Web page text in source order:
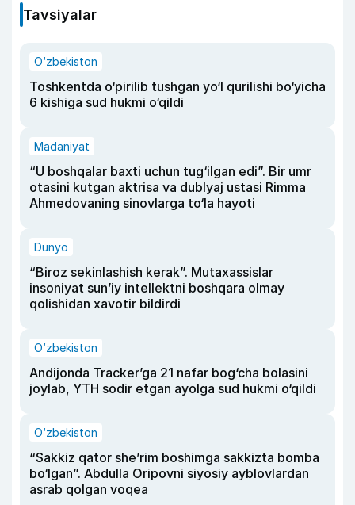
Tavsiyalar
O‘zbekiston
Toshkentda o‘pirilib tushgan yo‘l qurilishi bo‘yicha
6 kishiga sud hukmi o‘qildi
Madaniyat
“U boshqalar baxti uchun tug‘ilgan edi”. Bir umr
otasini kutgan aktrisa va dublyaj ustasi Rimma
Ahmedovaning sinovlarga to‘la hayoti
Dunyo
“Biroz sekinlashish kerak”. Mutaxassislar
insoniyat sun’iy intellektni boshqara olmay
qolishidan xavotir bildirdi
O‘zbekiston
Andijonda Tracker’ga 21 nafar bog‘cha bolasini
joylab, YTH sodir etgan ayolga sud hukmi o‘qildi
O‘zbekiston
“Sakkiz qator she’rim boshimga sakkizta bomba
bo‘lgan”. Abdulla Oripovni siyosiy ayblovlardan
asrab qolgan voqea